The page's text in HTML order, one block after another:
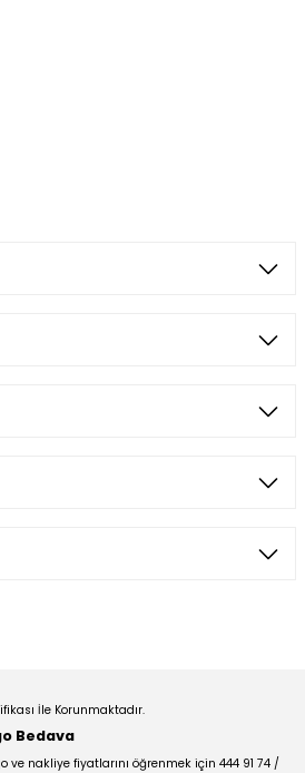
ürün açıklamalarında ve diğer
noktaları öneri formunu
bilgiler bulunuyor.
daha pahalı.
Paylaş
İle Korunmaktadır.
Bedava
nakliye fiyatlarını öğrenmek için 444 91 74 /